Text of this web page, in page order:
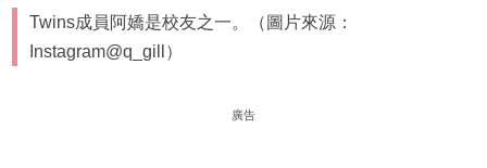
Twins成員阿嬌是校友之一。（圖片來源：
Instagram@q_gill）
廣告